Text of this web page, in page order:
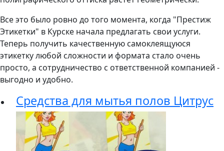
Все это было ровно до того момента, когда "Престиж
Этикетки" в Курске начала предлагать свои услуги.
Теперь получить качественную самоклеящуюся
этикетку любой сложности и формата стало очень
просто, а сотрудничество с ответственной компанией -
выгодно и удобно.
Средства для мытья полов Цитрус